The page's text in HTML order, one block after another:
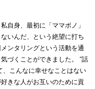
自身、最初に「ママボノ」
いんだ、という絶望に打ち
ンタリングという活動を通
づくことができました。 “話
、こんなに幸せなことはない
きな人がお互いのために貢